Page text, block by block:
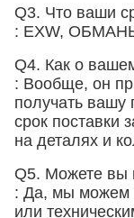
Q3. Что ваши
: EXW,
Q4. Как о
: Вообще, он
получать вашу
срок поставки
на деталях и
Q5. Можете вы
: Да, мы можем
или